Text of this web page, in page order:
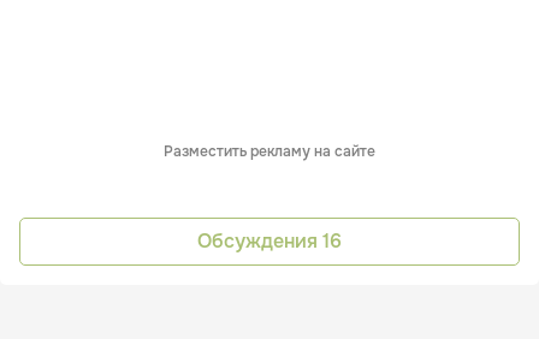
Разместить рекламу на сайте
Обсуждения 16